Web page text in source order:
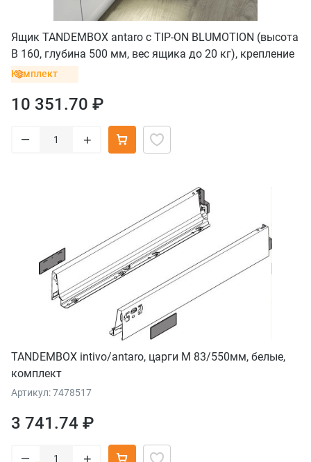
Ящик TANDEMBOX antaro с TIP-ON BLUMOTION (высота
B 160, глубина 500 мм, вес ящика до 20 кг), крепление
INSERTA, белый
Комплект
10 351.70 ₽
– +
TANDEMBOX intivo/antaro, царги М 83/550мм, белые,
комплект
Артикул: 7478517
3 741.74 ₽
– +